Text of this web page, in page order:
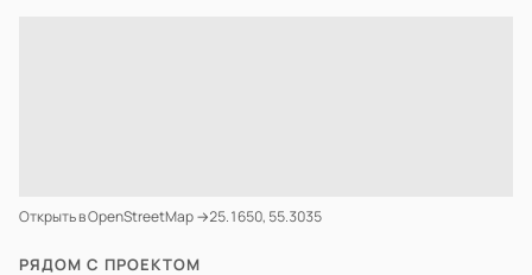
Открыть в OpenStreetMap →25.1650, 55.3035
РЯДОМ С ПРОЕКТОМ